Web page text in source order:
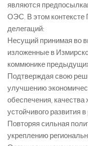
являются
ОЭС. В этом контексте
делегаций:
Несущий принимая во
изложенные в
коммюнике
Подтверждая свою
улучшению
обеспечения, качества
устойчивого развития
Повторяя сильная
укреплению